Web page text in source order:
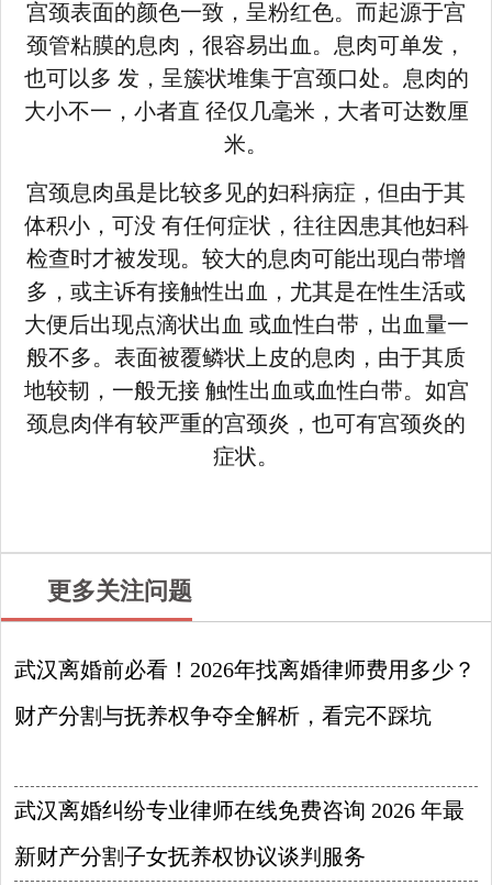
宫颈表面的颜色一致，呈粉红色。而起源于宫
颈管粘膜的息肉，很容易出血。息肉可单发，
也可以多 发，呈簇状堆集于宫颈口处。息肉的
大小不一，小者直 径仅几毫米，大者可达数厘
米。
宫颈息肉虽是比较多见的妇科病症，但由于其
体积小，可没 有任何症状，往往因患其他妇科
检查时才被发现。较大的息肉可能出现白带增
多，或主诉有接触性出血，尤其是在性生活或
大便后出现点滴状出血 或血性白带，出血量一
般不多。表面被覆鳞状上皮的息肉，由于其质
地较韧，一般无接 触性出血或血性白带。如宫
颈息肉伴有较严重的宫颈炎，也可有宫颈炎的
症状。
更多关注问题
武汉离婚前必看！2026年找离婚律师费用多少？
财产分割与抚养权争夺全解析，看完不踩坑
武汉离婚纠纷专业律师在线免费咨询 2026 年最
新财产分割子女抚养权协议谈判服务